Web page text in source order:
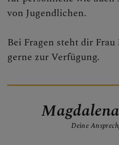
von Jugendlichen.
Bei Fragen steht dir
gerne zur Verfügung.
Deine